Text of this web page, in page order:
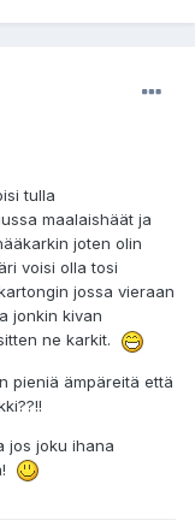
tulla
maalaishäät ja
joten olin
voisi olla tosi
jossa vieraan
jonkin kivan
ne karkit.
pieniä ämpäreitä että
jos joku ihana